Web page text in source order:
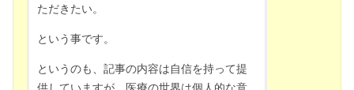
ただきたい。
という事です。
というのも、記事の内容は自信を持って提